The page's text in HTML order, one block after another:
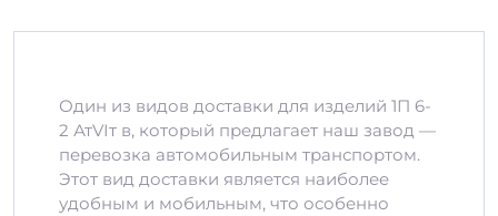
Один из видов доставки для изделий 1П 6-
2 АтVIт в, который предлагает наш завод —
перевозка автомобильным транспортом.
Этот вид доставки является наиболее
удобным и мобильным, что особенно